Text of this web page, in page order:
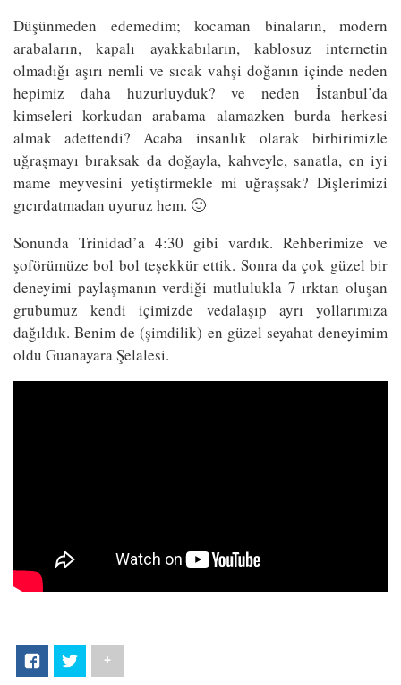
Düşünmeden edemedim; kocaman binaların, modern
arabaların, kapalı ayakkabıların, kablosuz internetin
olmadığı aşırı nemli ve sıcak vahşi doğanın içinde neden
hepimiz daha huzurluyduk? ve neden İstanbul’da
kimseleri korkudan arabama alamazken burda herkesi
almak adettendi? Acaba insanlık olarak birbirimizle
uğraşmayı bıraksak da doğayla, kahveyle, sanatla, en iyi
mame meyvesini yetiştirmekle mi uğraşsak? Dişlerimizi
gıcırdatmadan uyuruz hem. 🙂
Sonunda Trinidad’a 4:30 gibi vardık. Rehberimize ve
şoförümüze bol bol teşekkür ettik. Sonra da çok güzel bir
deneyimi paylaşmanın verdiği mutlulukla 7 ırktan oluşan
grubumuz kendi içimizde vedalaşıp ayrı yollarımıza
dağıldık. Benim de (şimdilik) en güzel seyahat deneyimim
oldu Guanayara Şelalesi.
+